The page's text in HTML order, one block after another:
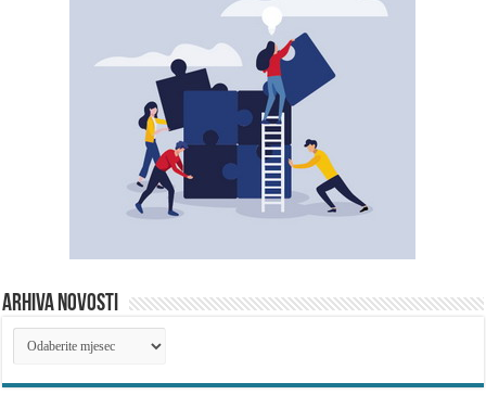
ARHIVA NOVOSTI
ARHIVA
NOVOSTI